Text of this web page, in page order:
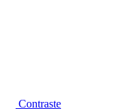
Contraste